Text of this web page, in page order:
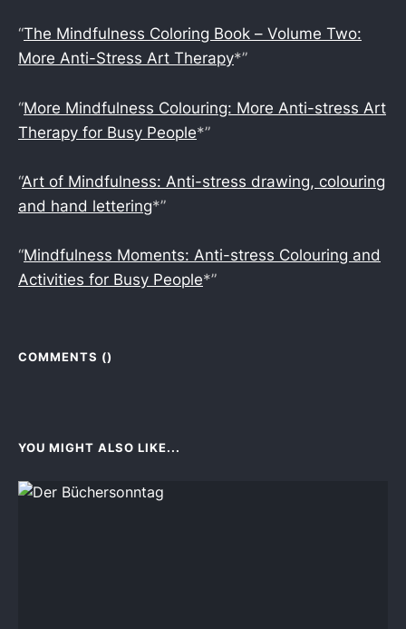
“The Mindfulness Coloring Book – Volume Two:
More Anti-Stress Art Therapy*”
“More Mindfulness Colouring: More Anti-stress Art
Therapy for Busy People*”
“Art of Mindfulness: Anti-stress drawing, colouring
and hand lettering*”
“Mindfulness Moments: Anti-stress Colouring and
Activities for Busy People*”
COMMENTS ()
YOU MIGHT ALSO LIKE...